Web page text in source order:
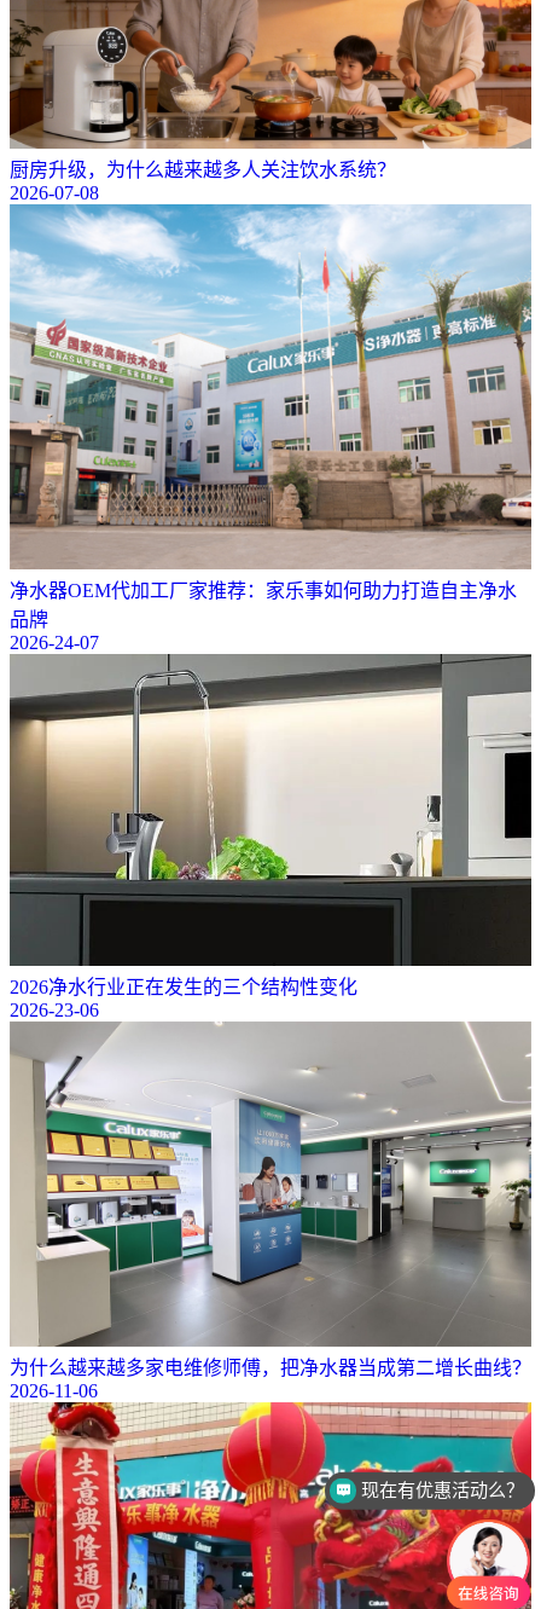
厨房升级，为什么越来越多人关注饮水系统？
2026-07-08
净水器OEM代加工厂家推荐：家乐事如何助力打造自主净水
品牌
2026-24-07
2026净水行业正在发生的三个结构性变化
2026-23-06
为什么越来越多家电维修师傅，把净水器当成第二增长曲线？
2026-11-06
可以介绍下你们的产品么？